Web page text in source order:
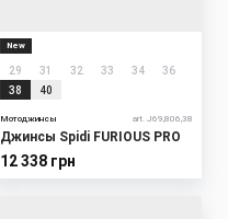
New
29 31 32 33 34
36
38
40
Мотоджинсы art. J69,806,38
Джинсы Spidi FURIOUS PRO
12 338 грн